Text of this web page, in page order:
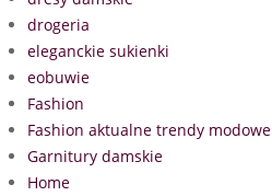
drogeria
eleganckie sukienki
eobuwie
Fashion
Fashion aktualne trendy modowe
Garnitury damskie
Home